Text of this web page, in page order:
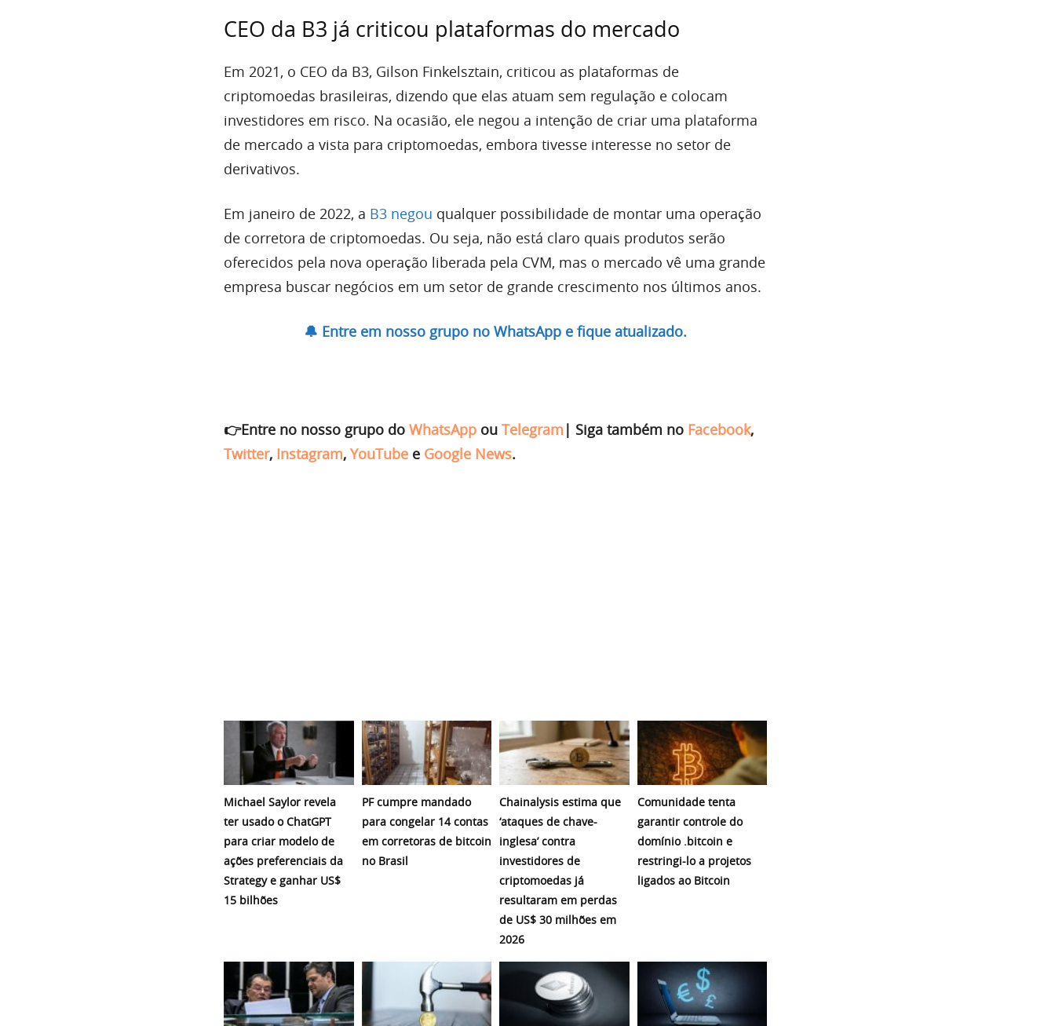
CEO da B3 já criticou plataformas do mercado
Em 2021, o CEO da B3, Gilson Finkelsztain, criticou as plataformas de
criptomoedas brasileiras, dizendo que elas atuam sem regulação e colocam
investidores em risco. Na ocasião, ele negou a intenção de criar uma plataforma
de mercado a vista para criptomoedas, embora tivesse interesse no setor de
derivativos.
Em janeiro de 2022, a B3 negou qualquer possibilidade de montar uma operação
de corretora de criptomoedas. Ou seja, não está claro quais produtos serão
oferecidos pela nova operação liberada pela CVM, mas o mercado vê uma grande
empresa buscar negócios em um setor de grande crescimento nos últimos anos.
🔔 Entre em nosso grupo no WhatsApp e fique atualizado.
👉Entre no nosso grupo do WhatsApp ou Telegram | Siga também no Facebook,
Twitter, Instagram, YouTube e Google News.
Michael Saylor revela
ter usado o ChatGPT
para criar modelo de
ações preferenciais da
Strategy e ganhar US$
15 bilhões
PF cumpre mandado
para congelar 14 contas
em corretoras de bitcoin
no Brasil
Chainalysis estima que
‘ataques de chave-
inglesa’ contra
investidores de
criptomoedas já
resultaram em perdas
de US$ 30 milhões em
2026
Comunidade tenta
garantir controle do
domínio .bitcoin e
restringi-lo a projetos
ligados ao Bitcoin